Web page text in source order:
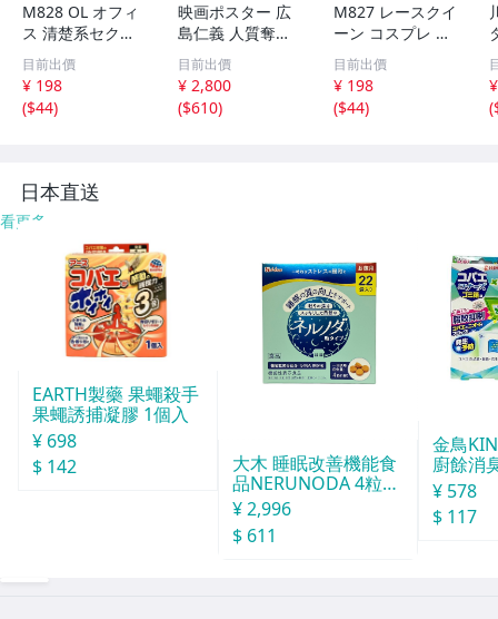
M828 OL オフィ
ス 清楚系セクシ
ーグラビア 【限
定1点】 次世代AI
美女 A4 高画質
ポスター 美乳 美
目前出價
¥ 198
($44)
映画ポスター 広
島仁義 人質奪回
作戦実録私設銀座
警察 松方弘樹 小
林旭安藤昇梅宮辰
夫Ｂ２サイズの2
目前出價
¥ 2,800
($610)
M827 レースクイ
ーン コスプレ 清
楚系セクシーグラ
ビア 【限定1点】
次世代AI美女 A4
高画質 ポスター
目前出價
¥ 198
($44)
(
日本直送
看更多
EARTH製藥 果蠅殺手
果蠅誘捕凝膠 1個入
¥ 698
$ 142
大木 睡眠改善機能食
品NERUNODA 4粒22
袋
¥ 2,996
$ 611
金鳥
廚餘消
分
¥ 578
$ 117